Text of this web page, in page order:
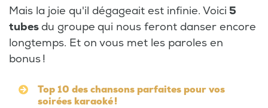
Mais la joie qu'il dégageait est infinie. Voici 5
tubesdu groupe qui nous feront danser encore
longtemps. Et on vous met les paroles en
bonus !
Top 10 des chansons parfaites pour vos
soirées karaoké !